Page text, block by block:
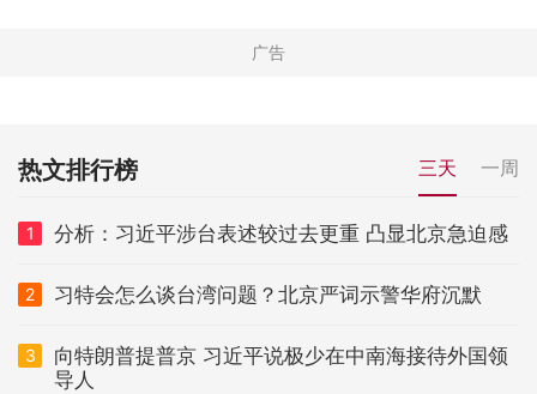
热文排行榜 三天 一周
1 分析：习近平涉台表述较过去更重 凸显北京急迫感
2 习特会怎么谈台湾问题？北京严词示警华府沉默
3
向特朗普提普京 习近平说极少在中南海接待外国领
导人